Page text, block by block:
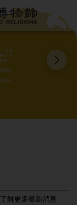
了解更多最新消息